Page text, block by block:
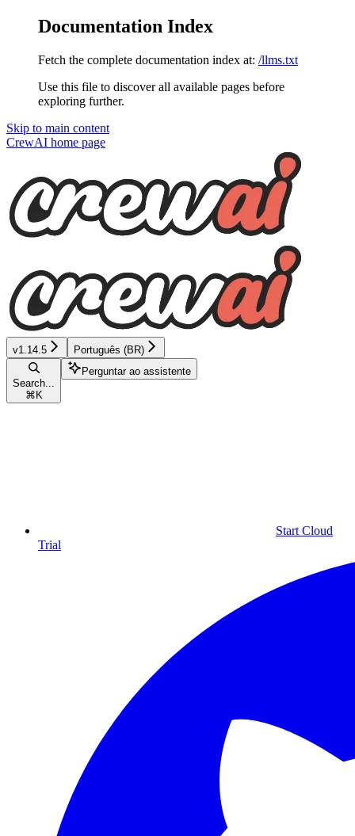
Documentation Index
Fetch the complete documentation index at: /llms.txt
Use this file to discover all available pages before
exploring further.
Skip to main content
CrewAI home page
v1.14.5 Português (BR)
Search...
⌘ K
Perguntar ao assistente
Start Cloud
Trial